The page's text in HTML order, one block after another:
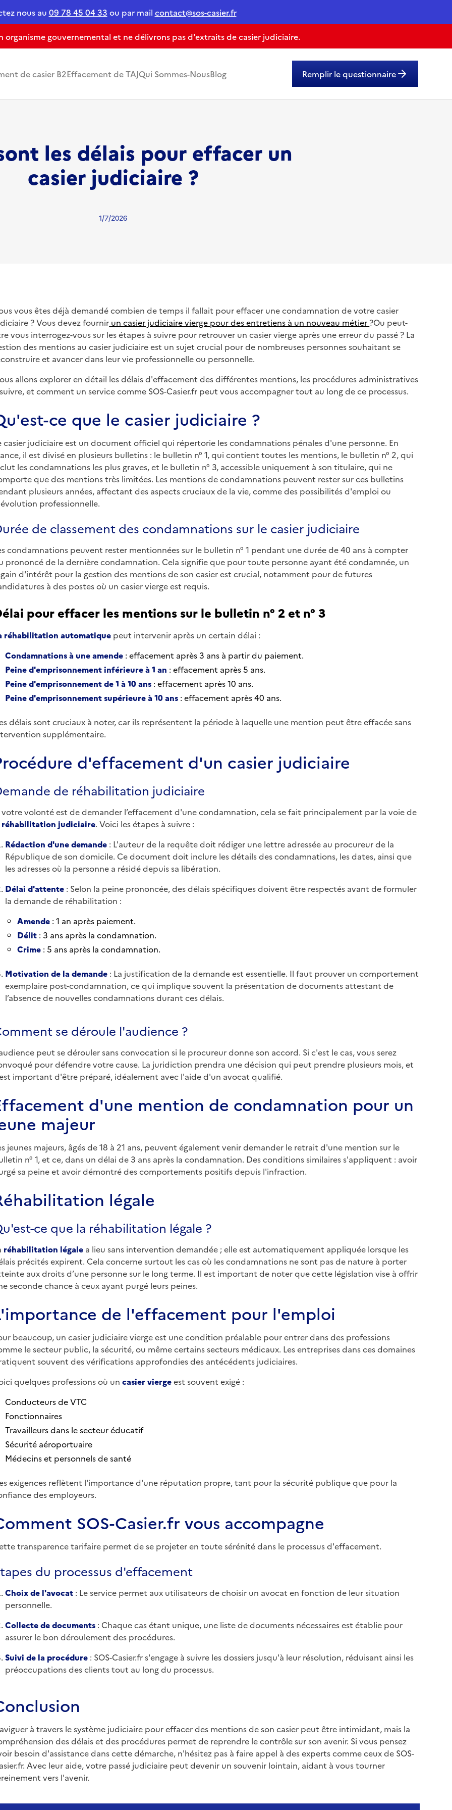
nous au 09 78 45 04 33 ou par mail contact@sos-casier.fr
organisme gouvernemental et ne délivrons pas d'extraits de casier judiciaire.
de casier B2Effacement de TAJQui Sommes-NousBlog Remplir le questionnaire
les délais pour effacer un
casier judiciaire ?
1/7/2026
vous êtes déjà demandé combien de temps il fallait pour effacer une condamnation de votre casier
? Vous devez fournir un casier judiciaire vierge pour des entretiens à un nouveau métier ?Ou peut-
vous interrogez-vous sur les étapes à suivre pour retrouver un casier vierge après une erreur du passé ? La
des mentions au casier judiciaire est un sujet crucial pour de nombreuses personnes souhaitant se
et avancer dans leur vie professionnelle ou personnelle.
allons explorer en détail les délais d'effacement des différentes mentions, les procédures administratives
et comment un service comme SOS-Casier.fr peut vous accompagner tout au long de ce processus.
ce que le casier judiciaire ?
casier judiciaire est un document officiel qui répertorie les condamnations pénales d'une personne. En
il est divisé en plusieurs bulletins : le bulletin n° 1, qui contient toutes les mentions, le bulletin n° 2, qui
les condamnations les plus graves, et le bulletin n° 3, accessible uniquement à son titulaire, qui ne
que des mentions très limitées. Les mentions de condamnations peuvent rester sur ces bulletins
plusieurs années, affectant des aspects cruciaux de la vie, comme des possibilités d'emploi ou
professionnelle.
de classement des condamnations sur le casier judiciaire
condamnations peuvent rester mentionnées sur le bulletin n° 1 pendant une durée de 40 ans à compter
prononcé de la dernière condamnation. Cela signifie que pour toute personne ayant été condamnée, un
d'intérêt pour la gestion des mentions de son casier est crucial, notamment pour de futures
à des postes où un casier vierge est requis.
pour effacer les mentions sur le bulletin n° 2 et n° 3
réhabilitation automatique peut intervenir après un certain délai :
Condamnations à une amende : effacement après 3 ans à partir du paiement.
Peine d'emprisonnement inférieure à 1 an : effacement après 5 ans.
Peine d'emprisonnement de 1 à 10 ans : effacement après 10 ans.
Peine d'emprisonnement supérieure à 10 ans : effacement après 40 ans.
délais sont cruciaux à noter, car ils représentent la période à laquelle une mention peut être effacée sans
supplémentaire.
d'effacement d'un casier judiciaire
de réhabilitation judiciaire
votre volonté est de demander l’effacement d'une condamnation, cela se fait principalement par la voie de
réhabilitation judiciaire. Voici les étapes à suivre :
Rédaction d'une demande : L'auteur de la requête doit rédiger une lettre adressée au procureur de la
République de son domicile. Ce document doit inclure les détails des condamnations, les dates, ainsi que
les adresses où la personne a résidé depuis sa libération.
Délai d'attente : Selon la peine prononcée, des délais spécifiques doivent être respectés avant de formuler
la demande de réhabilitation :
Amende : 1 an après paiement.
Délit : 3 ans après la condamnation.
Crime : 5 ans après la condamnation.
Motivation de la demande : La justification de la demande est essentielle. Il faut prouver un comportement
exemplaire post-condamnation, ce qui implique souvent la présentation de documents attestant de
l’absence de nouvelles condamnations durant ces délais.
se déroule l'audience ?
peut se dérouler sans convocation si le procureur donne son accord. Si c'est le cas, vous serez
pour défendre votre cause. La juridiction prendra une décision qui peut prendre plusieurs mois, et
important d'être préparé, idéalement avec l'aide d'un avocat qualifié.
d'une mention de condamnation pour un
majeur
jeunes majeurs, âgés de 18 à 21 ans, peuvent également venir demander le retrait d'une mention sur le
n° 1, et ce, dans un délai de 3 ans après la condamnation. Des conditions similaires s'appliquent : avoir
sa peine et avoir démontré des comportements positifs depuis l'infraction.
légale
ce que la réhabilitation légale ?
réhabilitation légale a lieu sans intervention demandée ; elle est automatiquement appliquée lorsque les
précités expirent. Cela concerne surtout les cas où les condamnations ne sont pas de nature à porter
aux droits d’une personne sur le long terme. Il est important de noter que cette législation vise à offrir
seconde chance à ceux ayant purgé leurs peines.
de l'effacement pour l'emploi
beaucoup, un casier judiciaire vierge est une condition préalable pour entrer dans des professions
le secteur public, la sécurité, ou même certains secteurs médicaux. Les entreprises dans ces domaines
souvent des vérifications approfondies des antécédents judiciaires.
quelques professions où uncasier viergeest souvent exigé :
Conducteurs de VTC
Fonctionnaires
Travailleurs dans le secteur éducatif
Sécurité aéroportuaire
Médecins et personnels de santé
exigences reflètent l'importance d'une réputation propre, tant pour la sécurité publique que pour la
des employeurs.
SOS-Casier.fr vous accompagne
transparence tarifaire permet de se projeter en toute sérénité dans le processus d'effacement.
du processus d'effacement
Choix de l'avocat : Le service permet aux utilisateurs de choisir un avocat en fonction de leur situation
personnelle.
Collecte de documents : Chaque cas étant unique, une liste de documents nécessaires est établie pour
assurer le bon déroulement des procédures.
Suivi de la procédure : SOS-Casier.fr s'engage à suivre les dossiers jusqu'à leur résolution, réduisant ainsi les
préoccupations des clients tout au long du processus.
à travers le système judiciaire pour effacer des mentions de son casier peut être intimidant, mais la
des délais et des procédures permet de reprendre le contrôle sur son avenir. Si vous pensez
besoin d'assistance dans cette démarche, n'hésitez pas à faire appel à des experts comme ceux de SOS-
Avec leur aide, votre passé judiciaire peut devenir un souvenir lointain, aidant à vous tourner
vers l'avenir.